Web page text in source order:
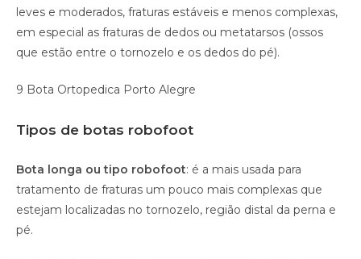
leves e moderados, fraturas estáveis e menos complexas,
em especial as fraturas de dedos ou metatarsos (ossos
que estão entre o tornozelo e os dedos do pé).
9 Bota Ortopedica Porto Alegre
Tipos de botas robofoot
Bota longa ou tipo robofoot: é a mais usada para
tratamento de fraturas um pouco mais complexas que
estejam localizadas no tornozelo, região distal da perna e
pé.